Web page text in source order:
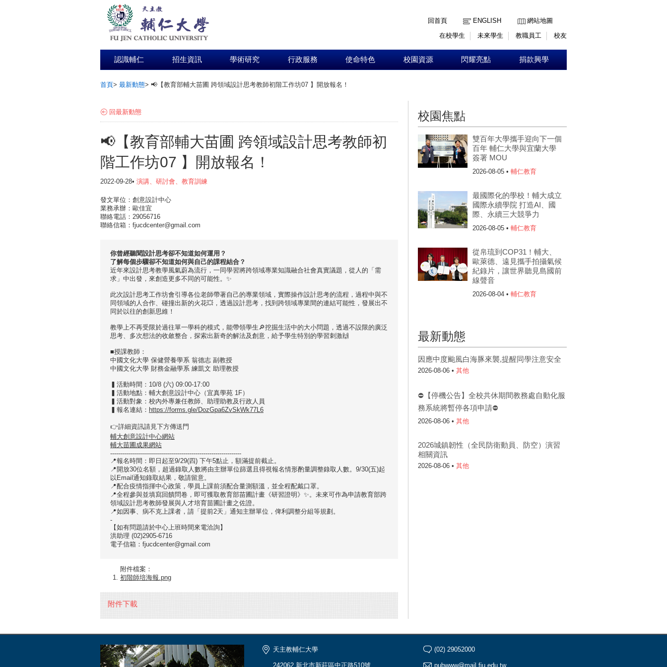
回首頁
ENGLISH
網站地圖
在校學生
未來學生 教職員工 校友
認識輔仁 招生資訊 學術研究 行政服務 使命特色 校園資源 閃耀亮點 捐款興學
首頁> 最新動態> 📢【教育部輔大苗圃 跨領域設計思考教師初階工作坊07 】開放報名！
回最新動態
📢【教育部輔大苗圃 跨領域設計思考教師初
階工作坊07 】開放報名！
2022-09-28• 演講、研討會、教育訓練
發文單位：創意設計中心
業務承辦：歐佳宜
聯絡電話：29056716
聯絡信箱：fjucdcenter@gmail.com
你曾經聽聞設計思考卻不知道如何運用？
了解每個步驟卻不知道如何與自己的課程結合？
近年來設計思考教學風氣蔚為流行，一同學習將跨領域專業知識融合社會真實議題，從人的「需
求」中出發，來創造更多不同的可能性。✨
此次設計思考工作坊會引導各位老師帶著自己的專業領域，實際操作設計思考的流程，過程中與不
同領域的人合作、碰撞出新的火花💥，透過設計思考，找到跨領域專業間的連結可能性，發展出不
同於以往的創新思維！
教學上不再受限於過往單一學科的模式，能帶領學生🔎挖掘生活中的大小問題，透過不設限的廣泛
思考、多次想法的收斂整合，探索出新奇的解法及創意，給予學生特別的學習刺激🙌
■授課教師：
中國文化大學 保健營養學系 翁德志 副教授
中國文化大學 財務金融學系 練凱文 助理教授
▍活動時間：10/8 (六) 09:00-17:00
▍活動地點：輔大創意設計中心（宜真學苑 1F）
▍活動對象：校內外專兼任教師、助理助教及行政人員
▍報名連結： https://forms.gle/DozGpa6ZvSkWk77L6
👉️詳細資訊請見下方傳送門
輔大創意設計中心網站
輔大苗圃成果網站
------------------------------------------------------------------
📍報名時間：即日起至9/29(四) 下午5點止，額滿提前截止。
📍開放30位名額，超過錄取人數將由主辦單位篩選且得視報名情形酌量調整錄取人數。9/30(五)起
以Email通知錄取結果，敬請留意。
📍配合疫情指揮中心政策，學員上課前須配合量測額溫，並全程配戴口罩。
📍全程參與並填寫回饋問卷，即可獲取教育部苗圃計畫《研習證明》✨。未來可作為申請教育部跨
領域設計思考教師發展與人才培育苗圃計畫之佐證。
📍如因事、病不克上課者，請「提前2天」通知主辦單位，俾利調整分組等規劃。
-
【如有問題請於中心上班時間來電洽詢】
洪助理 (02)2905-6716
電子信箱：fjucdcenter@gmail.com
附件檔案：
初階師培海報.png
附件下載
校園焦點
雙百年大學攜手迎向下一個
百年 輔仁大學與宜蘭大學
簽署 MOU
2026-08-05 • 輔仁教育
最國際化的學校！輔大成立
國際永續學院 打造AI、國
際、永續三大競爭力
2026-08-05 • 輔仁教育
從帛琉到COP31！輔大、
歐萊德、遠見攜手拍攝氣候
紀錄片，讓世界聽見島國前
線聲音
2026-08-04 • 輔仁教育
最新動態
因應中度颱風白海豚來襲,提醒同學注意安全
2026-08-06 • 其他
⛔【停機公告】全校共休期間教務處自動化服
務系統將暫停各項申請⛔
2026-08-06 • 其他
2026城鎮韌性（全民防衛動員、防空）演習
相關資訊
2026-08-06 • 其他
天主教輔仁大學
242062 新北市新莊區中正路510號
(02) 29052000
pubwww@mail.fju.edu.tw